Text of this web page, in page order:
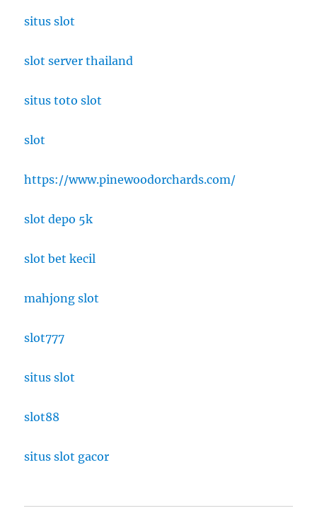
situs slot
slot server thailand
situs toto slot
slot
https://www.pinewoodorchards.com/
slot depo 5k
slot bet kecil
mahjong slot
slot777
situs slot
slot88
situs slot gacor